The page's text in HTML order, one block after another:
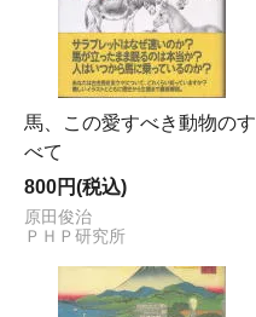
馬、この愛すべき動物のす
べて
800円(税込)
原田俊治
ＰＨＰ研究所